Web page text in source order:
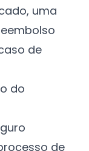
uma
de
do
de